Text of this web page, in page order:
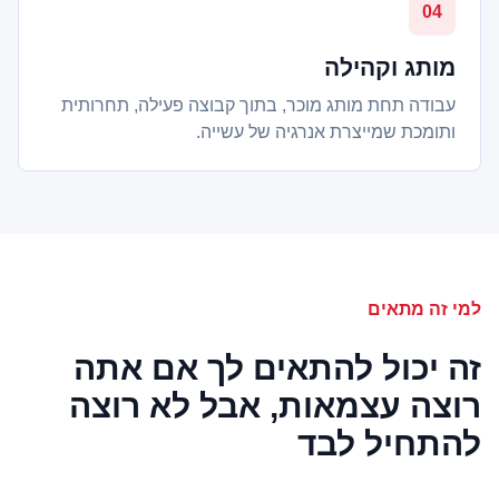
04
מותג וקהילה
עבודה תחת מותג מוכר, בתוך קבוצה פעילה, תחרותית
ותומכת שמייצרת אנרגיה של עשייה.
למי זה מתאים
זה יכול להתאים לך אם אתה
רוצה עצמאות, אבל לא רוצה
להתחיל לבד